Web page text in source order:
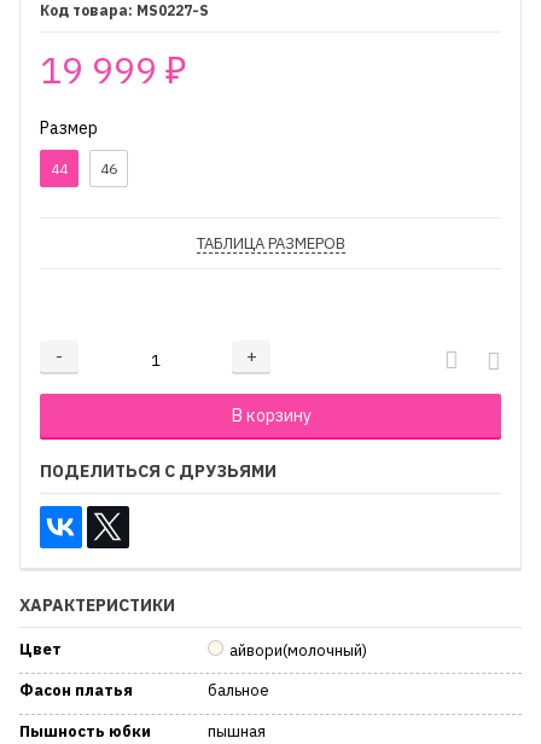
MS0227-S
19 999 ₽
Размер
44 46
ТАБЛИЦА РАЗМЕРОВ
- +
Добавляется...
В корзину
Добавлен
ПОДЕЛИТЬСЯ С ДРУЗЬЯМИ
ХАРАКТЕРИСТИКИ
Цвет
айвори(молочный)
Фасон платья
бальное
Пышность юбки
пышная